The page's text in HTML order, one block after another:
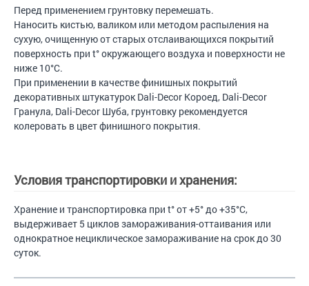
Перед применением грунтовку перемешать.
Наносить кистью, валиком или методом распыления на
сухую, очищенную от старых отслаивающихся покрытий
поверхность при t° окружающего воздуха и поверхности не
ниже 10°С.
При применении в качестве финишных покрытий
декоративных штукатурок Dali-Decor Короед, Dali-Decor
Гранула, Dali-Decor Шуба, грунтовку рекомендуется
колеровать в цвет финишного покрытия.
Условия транспортировки и хранения:
Хранение и транспортировка при t° от +5° до +35°С,
выдерживает 5 циклов замораживания-оттаивания или
однократное нециклическое замораживание на срок до 30
суток.